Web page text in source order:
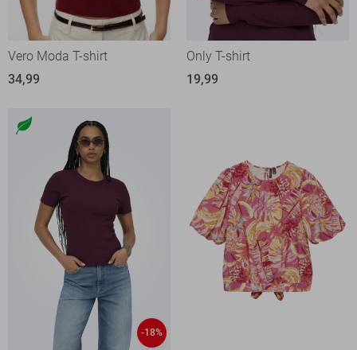
Vero Moda T-shirt
34,99
Only T-shirt
19,99
-18%